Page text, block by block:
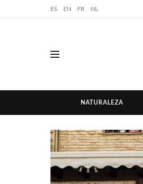
ES EN FR NL
NATURALEZA